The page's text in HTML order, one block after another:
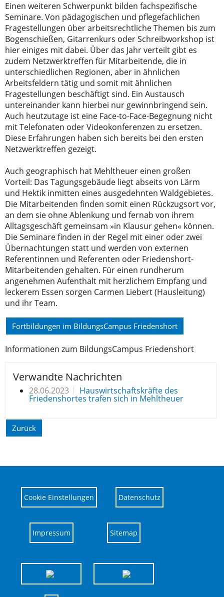
Einen weiteren Schwerpunkt bilden fachspezifische
Seminare. Von pädagogischen und pflegefachlichen
Fragestellungen über arbeitsrechtliche Themen bis zum
Bogenschießen, Gitarrenkurs oder Schreibworkshop ist
hier einiges mit dabei. Über das Jahr verteilt gibt es
zudem Netzwerktreffen für Mitarbeitende, die in
unterschiedlichen Regionen, aber in ähnlichen
Arbeitsfeldern tätig und somit mit ähnlichen
Fragestellungen beschäftigt sind. Ein Austausch
untereinander kann hierbei nur gewinnbringend sein.
Auch heutzutage ist eine Face-to-Face-Begegnung nicht
mit Telefonaten oder Videokonferenzen zu ersetzen.
Diese Erfahrungen haben sich bereits bei den ersten
Netzwerktreffen gezeigt.
Auch geographisch hat Mehltheuer einen großen
Vorteil: Das Tagungsgebäude liegt abseits von Lärm
und Hektik inmitten eines ausgedehnten Waldgebietes.
Die Mitarbeitenden finden somit einen Rückzugsort vor,
an dem sie ohne Ablenkung und fernab von ihrem
Alltagsgeschäft gemeinsam »in Klausur gehen« können.
Die Seminare finden in der Regel mit einer oder zwei
Übernachtungen statt und werden von externen
Referentinnen und Referenten oder Friedenshort-
Mitarbeitenden gehalten. Für einen rundherum
angenehmen Aufenthalt mit herzlichem Empfang und
leckerem Essen sorgen Carmen Liebert (Hausleitung)
und ihr Team.
Fortbildungen im BildungsCampus Friedenshort
Informationen zum BildungsCampus Friedenshort
Verwandte Nachrichten
28.06.2023 Hauswirtschaftskräfte des
Friedenshortes trafen sich in Mehltheuer
Zurück
Cookie Einstellungen Datenschutz
Impressum Sitemap